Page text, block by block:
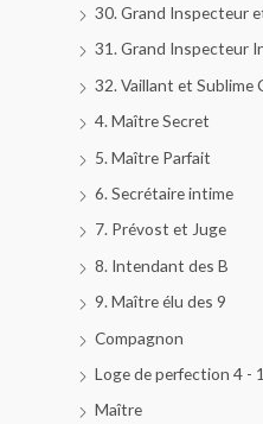
30. Grand Inspecteur
31. Grand Inspecteur
32. Vaillant et Sublime
4. Maître Secret
5. Maître Parfait
6. Secrétaire intime
7. Prévost et Juge
8. Intendant des B
9. Maître élu des 9
Compagnon
Loge de perfection 4 -
Maître